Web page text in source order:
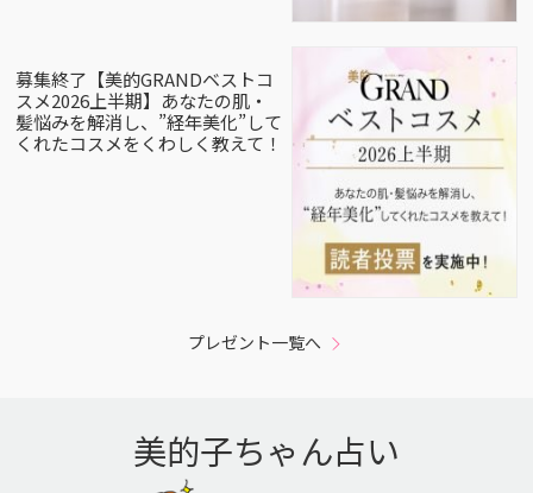
募集終了【美的GRANDベストコ
スメ2026上半期】あなたの肌・
髪悩みを解消し、”経年美化”して
くれたコスメをくわしく教えて！
プレゼント一覧へ
美的子ちゃん占い